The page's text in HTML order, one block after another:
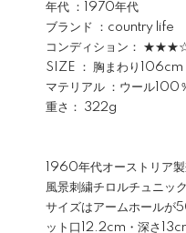
年代 ：1970年代
ブランド ：country life
コンディション：
SIZE ： 胸まわり106cm
マテリアル ：ウール100
重さ： 322g
1960年代オーストリア
風景刺繍チロルチュニッ
サイズはアームホールが
ット口12.2cm・深さ